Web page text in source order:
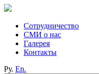
Сотрудничество
СМИ о нас
Галерея
Контакты
Ру. En.